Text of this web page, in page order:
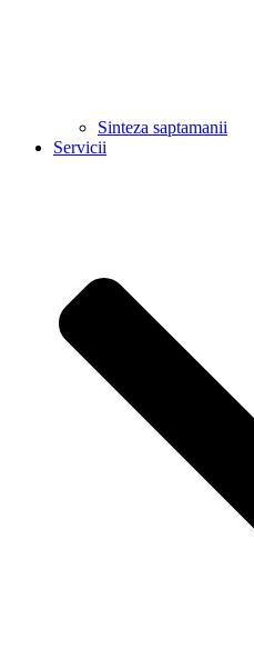
Sinteza saptamanii
Servicii